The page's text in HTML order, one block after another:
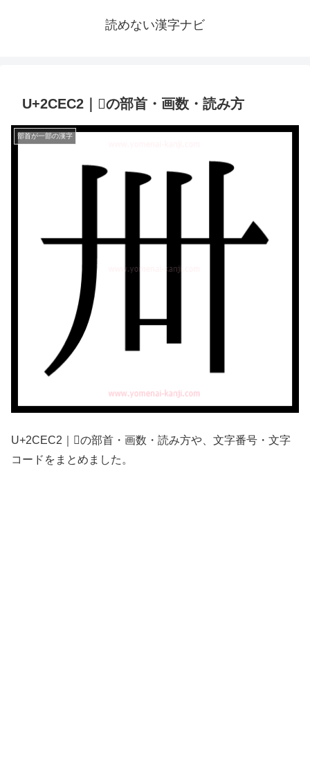
読めない漢字ナビ
U+2CEC2｜𬻂の部首・画数・読み方
部首が一部の漢字
U+2CEC2｜𬻂の部首・画数・読み方や、文字番号・文字
コードをまとめました。